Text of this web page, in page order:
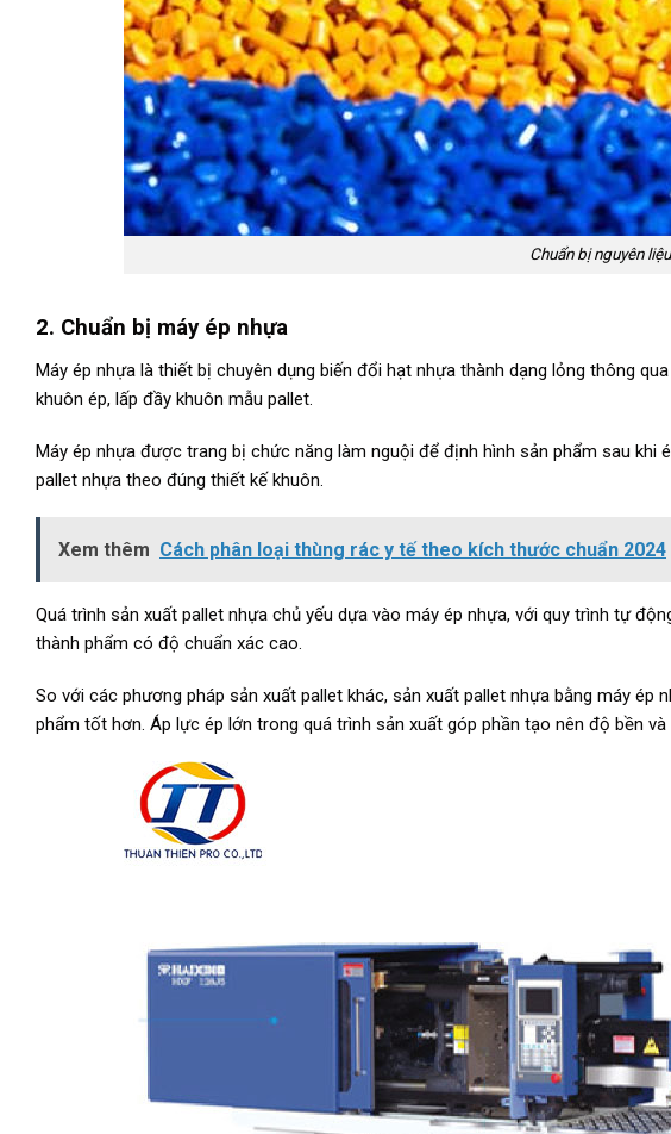
Chuẩn bị nguyên liệu
2. Chuẩn bị máy ép nhựa
Máy ép nhựa là thiết bị chuyên dụng biến đổi hạt nhựa thành dạng lỏng thông
khuôn ép, lấp đầy khuôn mẫu pallet.
Máy ép nhựa được trang bị chức năng làm nguội để định hình sản phẩm sau khi
pallet nhựa theo đúng thiết kế khuôn.
Xem thêm Cách phân loại thùng rác y tế theo kích thước chuẩn 2024
Quá trình sản xuất pallet nhựa chủ yếu dựa vào máy ép nhựa, với quy trình tự
thành phẩm có độ chuẩn xác cao.
So với các phương pháp sản xuất pallet khác, sản xuất pallet nhựa bằng máy
phẩm tốt hơn. Áp lực ép lớn trong quá trình sản xuất góp phần tạo nên độ bền